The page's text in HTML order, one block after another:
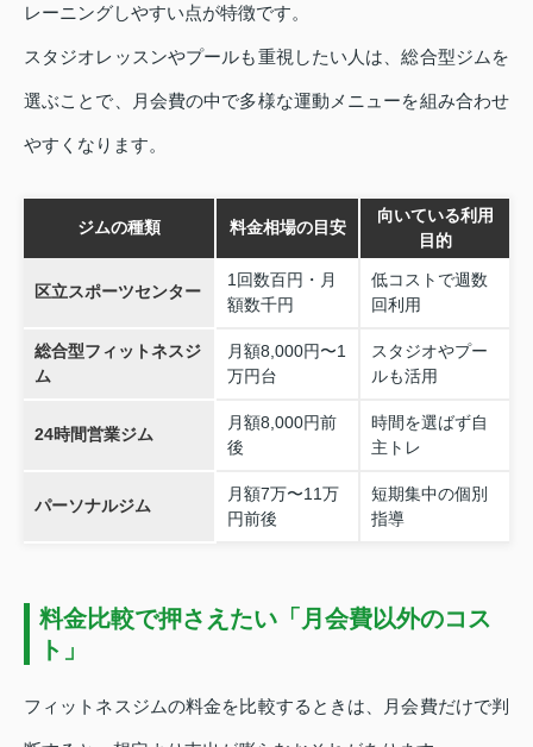
レーニングしやすい点が特徴です。
スタジオレッスンやプールも重視したい人は、総合型ジムを
選ぶことで、月会費の中で多様な運動メニューを組み合わせ
やすくなります。
ジムの種類 料金相場の目安
向いている利用
目的
区立スポーツセンター
1回数百円・月
額数千円
低コストで週数
回利用
総合型フィットネスジ
ム
月額8,000円〜1
万円台
スタジオやプー
ルも活用
24時間営業ジム
月額8,000円前
後
時間を選ばず自
主トレ
パーソナルジム
月額7万〜11万
円前後
短期集中の個別
指導
料金比較で押さえたい「月会費以外のコス
ト」
フィットネスジムの料金を比較するときは、月会費だけで判